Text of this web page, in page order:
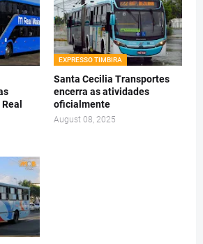
EXPRESSO TIMBIRA
Santa Cecilia Transportes
encerra as atividades
oficialmente
August 08, 2025